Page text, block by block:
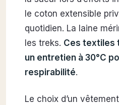
le coton extensible
quotidien. La laine
les treks. Ces textiles
un entretien à 30°C
respirabilité.
Le choix d’un